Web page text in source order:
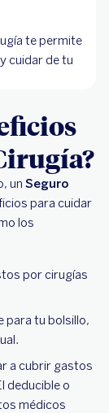
te permite
cuidar de tu
un Seguro
para cuidar
los
por cirugías
para tu bolsillo,
a cubrir gastos
deducible o
médicos